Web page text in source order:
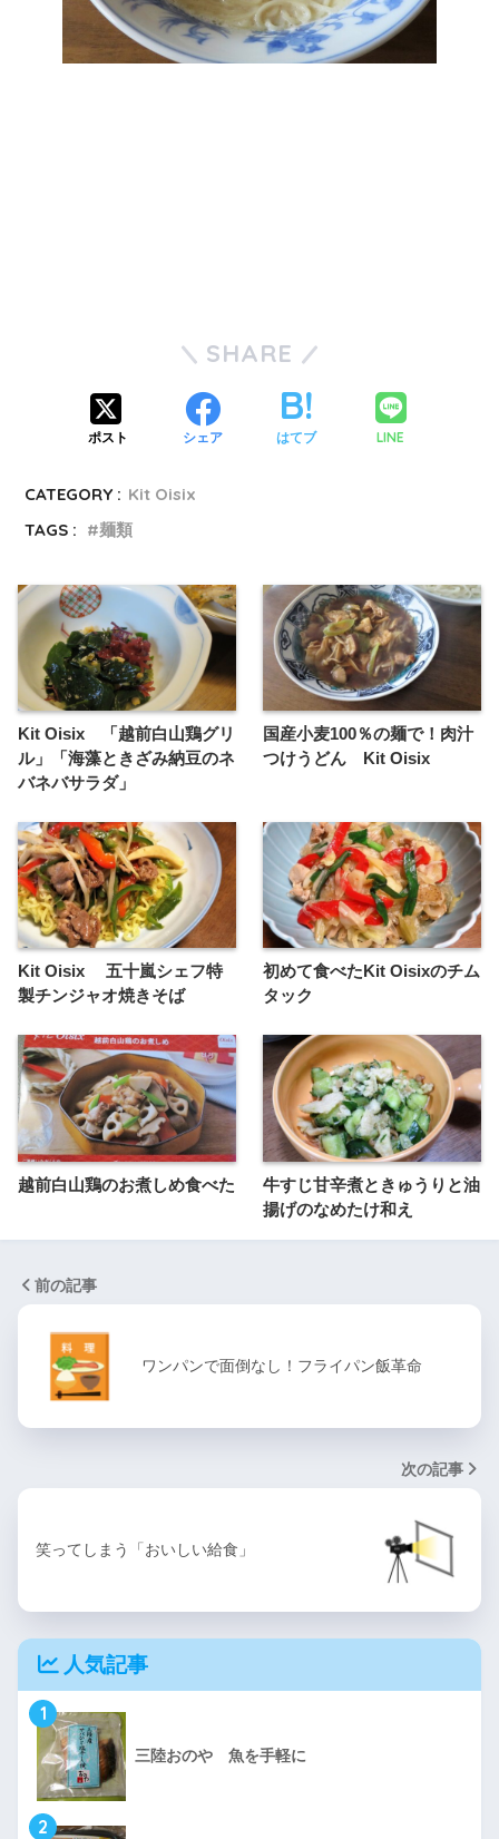
SHARE
ポスト シェア はてブ LINE
CATEGORY : Kit Oisix
TAGS :
麺類
Kit Oisix 「越前白山鶏グリ
ル」「海藻ときざみ納豆のネ
バネバサラダ」
国産小麦100％の麺で！肉汁
つけうどん Kit Oisix
Kit Oisix 五十嵐シェフ特
製チンジャオ焼きそば
初めて食べたKit Oisixのチム
タック
越前白山鶏のお煮しめ食べた
牛すじ甘辛煮ときゅうりと油
揚げのなめたけ和え
前の記事
ワンパンで面倒なし！フライパン飯革命
次の記事
笑ってしまう「おいしい給食」
人気記事
1
三陸おのや 魚を手軽に
2